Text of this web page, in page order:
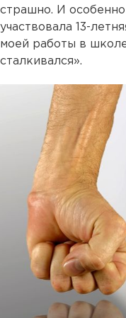
страшно. И
участвовала 13-
моей работы в
сталкивался».